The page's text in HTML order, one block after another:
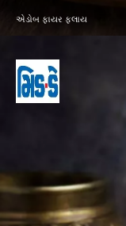
એડોબ ફાયર ફ્લાય